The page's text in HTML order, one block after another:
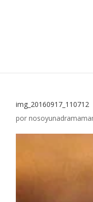
img_20160917_110712
por